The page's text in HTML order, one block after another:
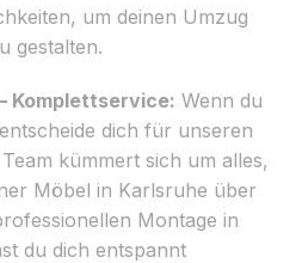
um deinen Umzug
gestalten.
Komplettservice: Wenn du
dich für unseren
kümmert sich um alles,
Möbel in Karlsruhe über
Montage in
du dich entspannt